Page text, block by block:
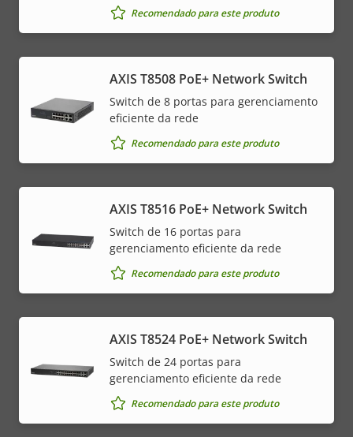
Recomendado para este produto
AXIS T8508 PoE+ Network Switch
Switch de 8 portas para gerenciamento
eficiente da rede
Recomendado para este produto
AXIS T8516 PoE+ Network Switch
Switch de 16 portas para
gerenciamento eficiente da rede
Recomendado para este produto
AXIS T8524 PoE+ Network Switch
Switch de 24 portas para
gerenciamento eficiente da rede
Recomendado para este produto